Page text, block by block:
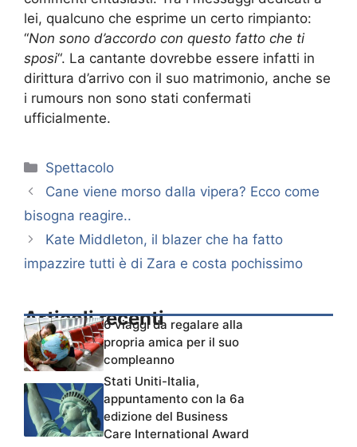
lei, qualcuno che esprime un certo rimpianto:
“Non sono d’accordo con questo fatto che ti
sposi“. La cantante dovrebbe essere infatti in
dirittura d’arrivo con il suo matrimonio, anche se
i rumours non sono stati confermati
ufficialmente.
Categorie
Spettacolo
Cane viene morso dalla vipera? Ecco come
bisogna reagire..
Kate Middleton, il blazer che ha fatto
impazzire tutti è di Zara e costa pochissimo
Articoli recenti6 viaggi da regalare alla
propria amica per il suo
compleanno
Stati Uniti-Italia,
appuntamento con la 6a
edizione del Business
Care International Award